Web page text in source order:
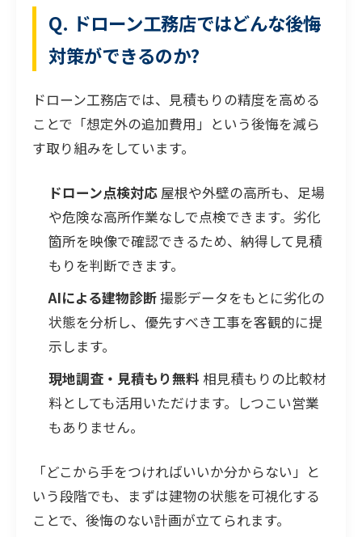
Q. ドローン工務店ではどんな後悔
対策ができるのか?
ドローン工務店では、見積もりの精度を高める
ことで「想定外の追加費用」という後悔を減ら
す取り組みをしています。
ドローン点検対応 屋根や外壁の高所も、足場
や危険な高所作業なしで点検できます。劣化
箇所を映像で確認できるため、納得して見積
もりを判断できます。
AIによる建物診断撮影データをもとに劣化の
状態を分析し、優先すべき工事を客観的に提
示します。
現地調査・見積もり無料 相見積もりの比較材
料としても活用いただけます。しつこい営業
もありません。
「どこから手をつければいいか分からない」と
いう段階でも、まずは建物の状態を可視化する
ことで、後悔のない計画が立てられます。